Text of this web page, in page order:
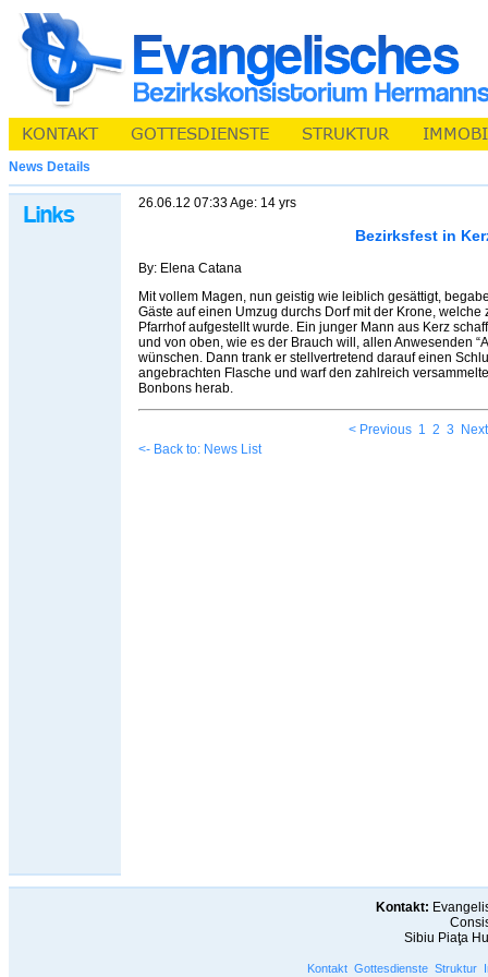
News Details
26.06.12 07:33 Age: 14 yrs
Bezirksfest in
By: Elena Catana
Mit vollem Magen, nun geistig wie leiblich gesättigt,
Gäste auf einen Umzug durchs Dorf mit der Krone, welche
Pfarrhof aufgestellt wurde. Ein junger Mann aus Kerz
und von oben, wie es der Brauch will, allen Anwesenden
wünschen. Dann trank er stellvertretend darauf einen
angebrachten Flasche und warf den zahlreich
Bonbons herab.
< Previous 1 2 3
<- Back to: News List
Kontakt:
Sibiu Piaţa
Kontakt Gottesdienste Struktur